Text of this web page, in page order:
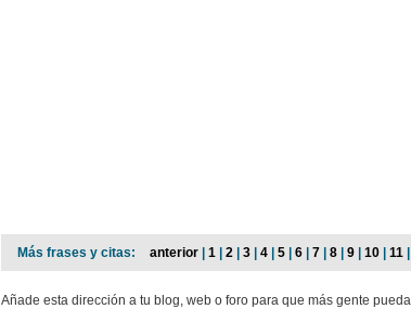
Más frases y citas: anterior 1 2 3 4 5 6 7 8 9 10 11
Añade esta dirección a tu blog, web o foro para que más gente